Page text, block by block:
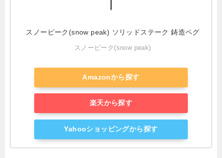
スノーピーク(snow peak) ソリッドステーク 鋳造ペグ
スノーピーク(snow peak)
Amazonから探す
楽天から探す
Yahooショッピングから探す